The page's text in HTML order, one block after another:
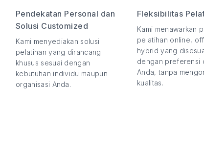
Pendekatan Personal dan
Solusi Customized
Kami menyediakan solusi
pelatihan yang dirancang
khusus sesuai dengan
kebutuhan individu maupun
organisasi Anda.
Fleksibilitas
Kami menawarkan
pelatihan online,
hybrid yang
dengan preferensi
Anda, tanpa
kualitas.